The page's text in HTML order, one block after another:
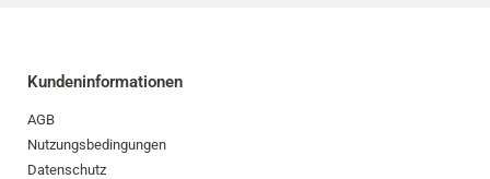
Kundeninformationen
AGB
Nutzungsbedingungen
Datenschutz